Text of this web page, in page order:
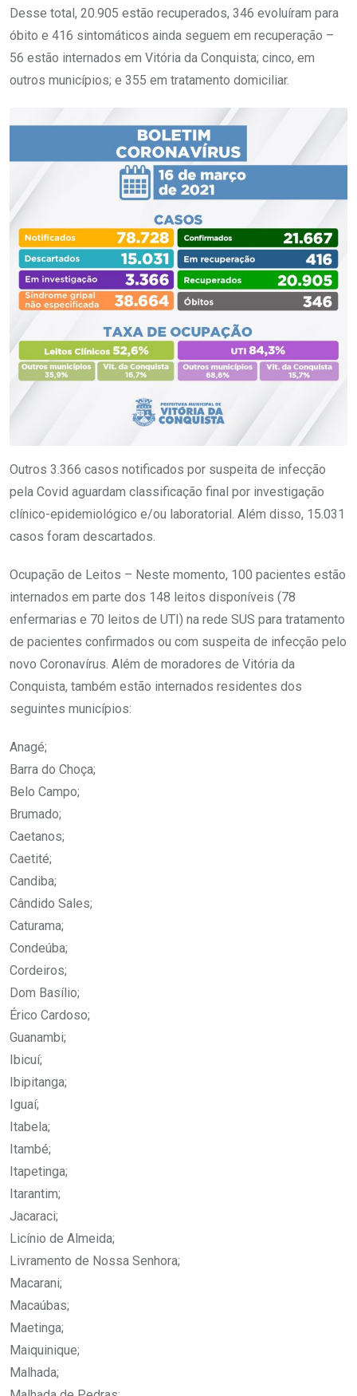
Desse total, 20.905 estão recuperados, 346 evoluíram para
óbito e 416 sintomáticos ainda seguem em recuperação –
56 estão internados em Vitória da Conquista; cinco, em
outros municípios; e 355 em tratamento domiciliar.
Outros 3.366 casos notificados por suspeita de infecção
pela Covid aguardam classificação final por investigação
clínico-epidemiológico e/ou laboratorial. Além disso, 15.031
casos foram descartados.
Ocupação de Leitos – Neste momento, 100 pacientes estão
internados em parte dos 148 leitos disponíveis (78
enfermarias e 70 leitos de UTI) na rede SUS para tratamento
de pacientes confirmados ou com suspeita de infecção pelo
novo Coronavírus. Além de moradores de Vitória da
Conquista, também estão internados residentes dos
seguintes municípios:
Anagé;
Barra do Choça;
Belo Campo;
Brumado;
Caetanos;
Caetité;
Candiba;
Cândido Sales;
Caturama;
Condeúba;
Cordeiros;
Dom Basílio;
Érico Cardoso;
Guanambi;
Ibicuí;
Ibipitanga;
Iguaí;
Itabela;
Itambé;
Itapetinga;
Itarantim;
Jacaraci;
Licínio de Almeida;
Livramento de Nossa Senhora;
Macarani;
Macaúbas;
Maetinga;
Maiquinique;
Malhada;